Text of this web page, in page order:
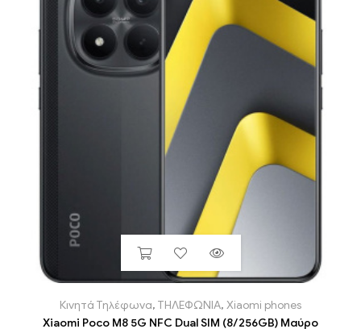
Κινητά Τηλέφωνα, ΤΗΛΕΦΩΝΙΑ, Xiaomi phones
Xiaomi Poco M8 5G NFC Dual SIM (8/256GB) Μαύρο